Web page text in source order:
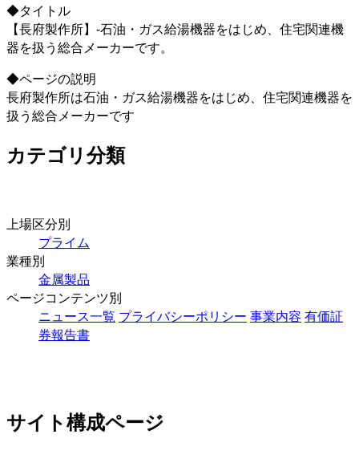
◆タイトル
【長府製作所】-石油・ガス給湯機器をはじめ、住宅関連機
器を扱う総合メーカーです。
◆ページの説明
長府製作所は石油・ガス給湯機器をはじめ、住宅関連機器を
扱う総合メーカーです
カテゴリ分類
上場区分別
プライム
業種別
金属製品
ページコンテンツ別
ニュース一覧 プライバシーポリシー 事業内容 有価証
券報告書
サイト構成ページ